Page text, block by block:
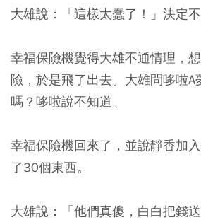
大雄說：「這樣太蠢了！」決定不
幸福保險機覺得大雄不通情理，
險，於是飛了出去。大雄問哆啦A
嗎？哆啦說不知道。
幸福保險機回來了，並說靜香加
了30個東西。
大雄說：「他們真傻，白白把錢送